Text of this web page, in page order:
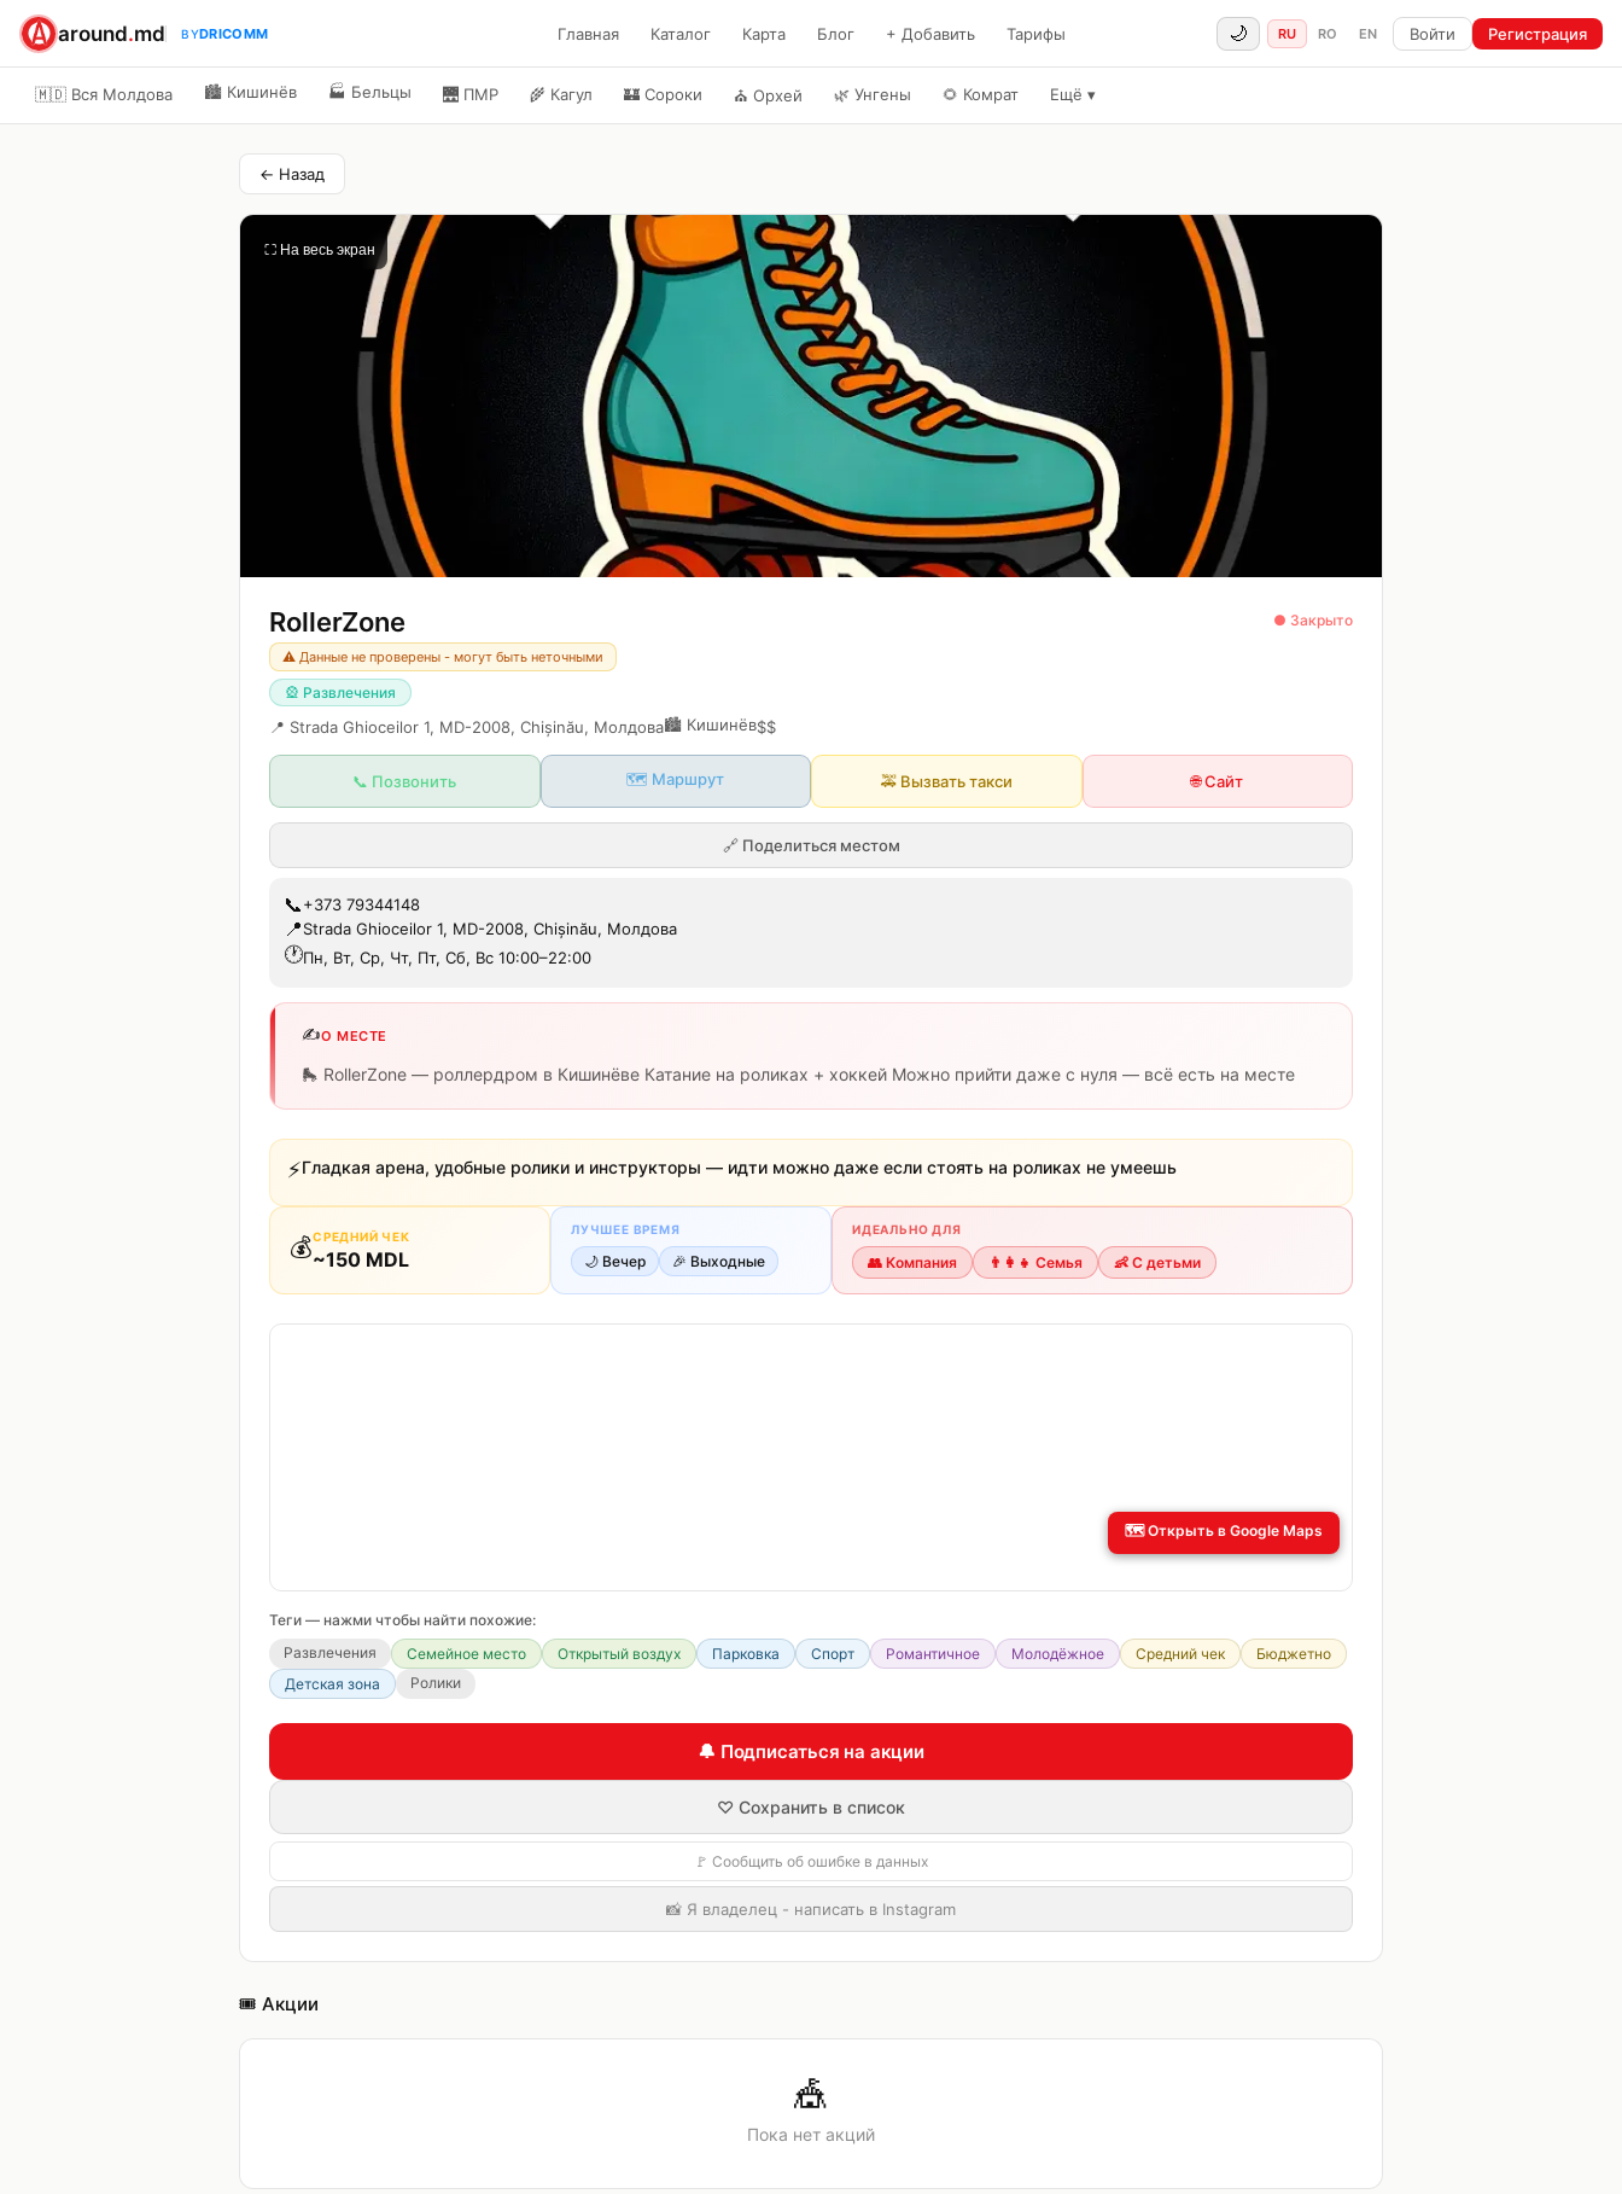
around.md BYDRICOMM Главная Каталог Карта Блог + Добавить Тарифы 🌙 RU RO EN Войти Регистрация
🇲🇩 Вся Молдова 🏙️ Кишинёв 🏭 Бельцы 🌉 ПМР 🌾 Кагул 🏰 Сороки ⛪ Орхей 🌿 Унгены 🌻 Комрат Ещё ▾
← Назад
⛶ На весь экран
RollerZone
⚠️ Данные не проверены - могут быть неточными
🎡 Развлечения
📍 Strada Ghioceilor 1, MD-2008, Chișinău, Молдова🏙️ Кишинёв$$
● Закрыто
📞 Позвонить 🗺️ Маршрут 🚕 Вызвать такси 🌐 Сайт
🔗 Поделиться местом
📞+373 79344148
📍Strada Ghioceilor 1, MD-2008, Chișinău, Молдова
🕐Пн, Вт, Ср, Чт, Пт, Сб, Вс 10:00–22:00
✍️О МЕСТЕ
🛼 RollerZone — роллердром в Кишинёве Катание на роликах + хоккей Можно прийти даже с нуля — всё есть на месте
⚡Гладкая арена, удобные ролики и инструкторы — идти можно даже если стоять на роликах не умеешь
💰СРЕДНИЙ ЧЕК
~150 MDL
ЛУЧШЕЕ ВРЕМЯ
🌙 Вечер 🎉 Выходные
ИДЕАЛЬНО ДЛЯ
👥 Компания 👨‍👩‍👧 Семья 👶 С детьми
🗺️Открыть в Google Maps
Теги — нажми чтобы найти похожие:
Развлечения
Семейное место Открытый воздух Парковка Спорт Романтичное Молодёжное Средний чек
Бюджетно
Детская зона
Ролики
🔔 Подписаться на акции
♡ Сохранить в список
🚩 Сообщить об ошибке в данных
📸 Я владелец - написать в Instagram
🎟️ Акции
🎪
Пока нет акций